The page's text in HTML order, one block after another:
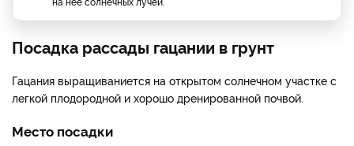
Посадка рассады гацании в грунт
Гацания выращиваниется на открытом солнечном участке с
легкой плодородной и хорошо дренированной почвой.
Место посадки